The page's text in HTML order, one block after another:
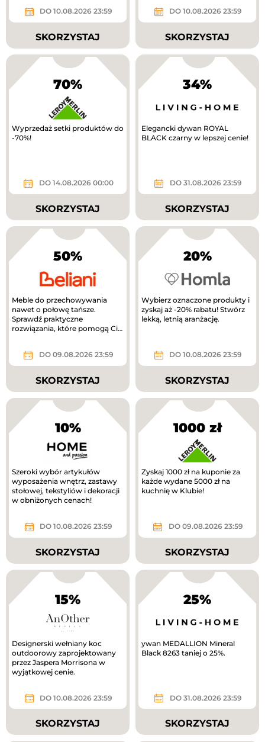
DO 10.08.2026 23:59
SKORZYSTAJ
DO 10.08.2026 23:59
SKORZYSTAJ
70%
Wyprzedaż setki produktów do
-70%!
DO 14.08.2026 00:00
SKORZYSTAJ
34%
Elegancki dywan ROYAL
BLACK czarny w lepszej cenie!
DO 31.08.2026 23:59
SKORZYSTAJ
50%
Meble do przechowywania
nawet o połowę tańsze.
Sprawdź praktyczne
rozwiązania, które pomogą Ci
DO 09.08.2026 23:59
SKORZYSTAJ
20%
Wybierz oznaczone produkty i
zyskaj aż -20% rabatu! Stwórz
lekką, letnią aranżację.
DO 10.08.2026 23:59
SKORZYSTAJ
10%
Szeroki wybór artykułów
wyposażenia wnętrz, zastawy
stołowej, tekstyliów i dekoracji
w obniżonych cenach!
DO 10.08.2026 23:59
SKORZYSTAJ
1000 zł
Zyskaj 1000 zł na kuponie za
każde wydane 5000 zł na
kuchnię w Klubie!
DO 09.08.2026 23:59
SKORZYSTAJ
15%
Designerski wełniany koc
outdoorowy zaprojektowany
przez Jaspera Morrisona w
wyjątkowej cenie.
DO 10.08.2026 23:59
SKORZYSTAJ
25%
ywan MEDALLION Mineral
Black 8263 taniej o 25%.
DO 31.08.2026 23:59
SKORZYSTAJ